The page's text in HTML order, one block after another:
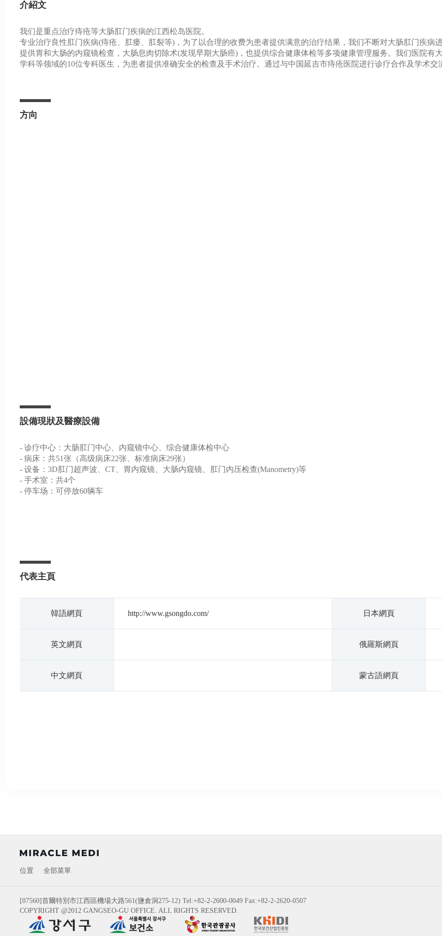
介紹文
我们是重点治疗痔疮等大肠肛门疾病的江西松岛医院。
专业治疗良性肛门疾病(痔疮、肛瘘、肛裂等)，为了以合理的收费为患者提供满意的治疗结果，我们不断对大肠肛门疾病
提供胃和大肠的内窥镜检查，大肠息肉切除术(发现早期大肠癌)，也提供综合健康体检等多项健康管理服务。我们医院有
学科等领域的10位专科医生，为患者提供准确安全的检查及手术治疗。通过与中国延吉市痔疮医院进行诊疗合作及学术
方向
設備現狀及醫療設備
- 诊疗中心：大肠肛门中心、内窥镜中心、综合健康体检中心
- 病床：共51张（高级病床22张、标准病床29张）
- 设备：3D肛门超声波、CT、胃内窥镜、大肠内窥镜、肛门内压检查(Manometry)等
- 手术室：共4个
- 停车场：可停放60辆车
代表主頁
韓語網頁 http://www.gsongdo.com/ 日本網頁
英文網頁 俄羅斯網頁
中文網頁 蒙古語網頁
位置 全部菜單
[07560]首爾特別市江西區機場大路561(鹽倉洞275-12)Tel:+82-2-2600-0049 Fax:+82-2-2620-0507
COPYRIGHT @2012 GANGSEO-GU OFFICE. ALL RIGHTS RESERVED.